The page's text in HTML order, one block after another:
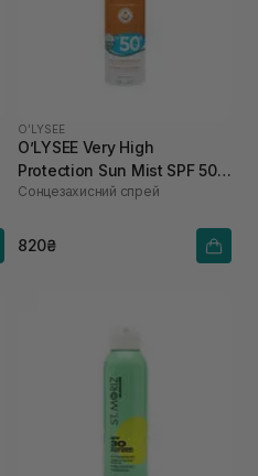
O’LYSEE
O’LYSEE Very High
Protection Sun Mist SPF 50+
150 мл
Cонцезахисний спрей
820₴